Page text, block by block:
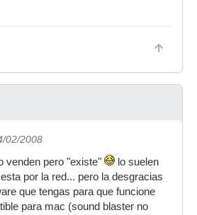
02/2008
venden pero "existe"
lo suelen
por la red... pero la desgracias
que tengas para que funcione
para mac (sound blaster no